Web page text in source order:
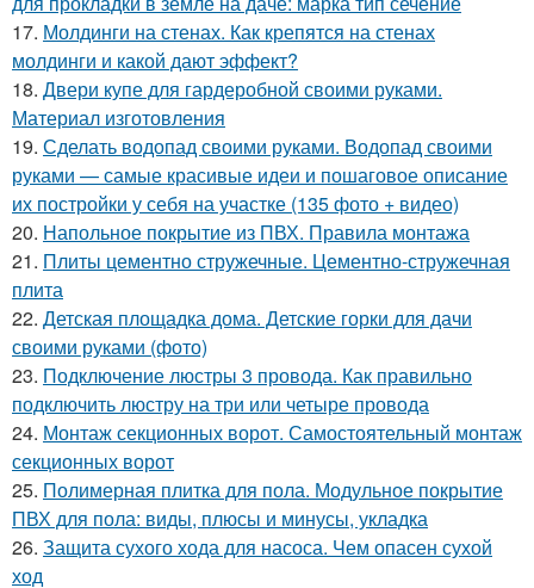
17. Молдинги на стенах. Как крепятся на стенах
молдинги и какой дают эффект?
18. Двери купе для гардеробной своими руками.
Материал изготовления
19. Сделать водопад своими руками. Водопад своими
руками — самые красивые идеи и пошаговое описание
их постройки у себя на участке (135 фото + видео)
20. Напольное покрытие из ПВХ. Правила монтажа
21. Плиты цементно стружечные. Цементно-стружечная
плита
22. Детская площадка дома. Детские горки для дачи
своими руками (фото)
23. Подключение люстры 3 провода. Как правильно
подключить люстру на три или четыре провода
24. Монтаж секционных ворот. Самостоятельный монтаж
секционных ворот
25. Полимерная плитка для пола. Модульное покрытие
ПВХ для пола: виды, плюсы и минусы, укладка
26. Защита сухого хода для насоса. Чем опасен сухой
ход